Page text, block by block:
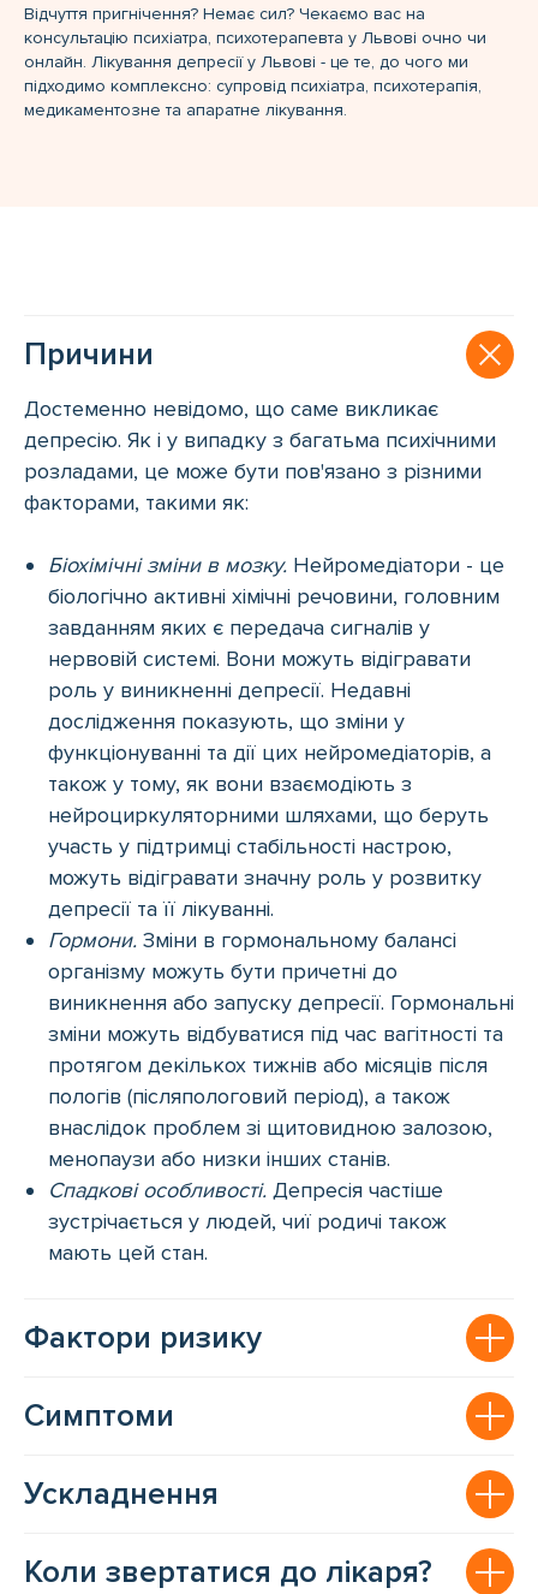
Відчуття пригнічення? Немає сил? Чекаємо вас на
консультацію психіатра, психотерапевта у Львові очно чи
онлайн. Лікування депресії у Львові - це те, до чого ми
підходимо комплексно: супровід психіатра, психотерапія,
медикаментозне та апаратне лікування.
Причини
Достеменно невідомо, що саме викликає
депресію. Як і у випадку з багатьма психічними
розладами, це може бути пов'язано з різними
факторами, такими як:
Біохімічні зміни в мозку. Нейромедіатори - це
біологічно активні хімічні речовини, головним
завданням яких є передача сигналів у
нервовій системі. Вони можуть відігравати
роль у виникненні депресії. Недавні
дослідження показують, що зміни у
функціонуванні та дії цих нейромедіаторів, а
також у тому, як вони взаємодіють з
нейроциркуляторними шляхами, що беруть
участь у підтримці стабільності настрою,
можуть відігравати значну роль у розвитку
депресії та її лікуванні.
Гормони. Зміни в гормональному балансі
організму можуть бути причетні до
виникнення або запуску депресії. Гормональні
зміни можуть відбуватися під час вагітності та
протягом декількох тижнів або місяців після
пологів (післяпологовий період), а також
внаслідок проблем зі щитовидною залозою,
менопаузи або низки інших станів.
Спадкові особливості. Депресія частіше
зустрічається у людей, чиї родичі також
мають цей стан.
Фактори ризику
Симптоми
Ускладнення
Коли звертатися до лікаря?